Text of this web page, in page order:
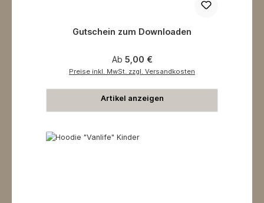
Gutschein zum Downloaden
Regulärer Preis:
Ab 5,00 €
Preise inkl. MwSt. zzgl. Versandkosten
Artikel anzeigen